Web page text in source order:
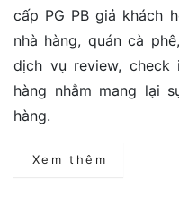
cấp PG PB giả khách
nhà hàng, quán cà
dịch vụ review, check
hàng nhằm mang lại
hàng.
Xem thêm